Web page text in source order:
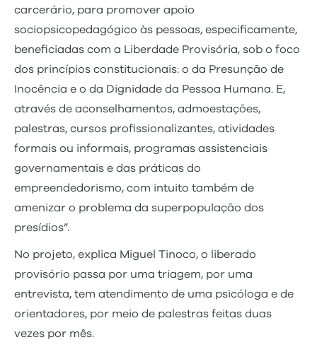
carcerário, para promover apoio
sociopsicopedagógico às pessoas, especificamente,
beneficiadas com a Liberdade Provisória, sob o foco
dos princípios constitucionais: o da Presunção de
Inocência e o da Dignidade da Pessoa Humana. E,
através de aconselhamentos, admoestações,
palestras, cursos profissionalizantes, atividades
formais ou informais, programas assistenciais
governamentais e das práticas do
empreendedorismo, com intuito também de
amenizar o problema da superpopulação dos
presídios”.
No projeto, explica Miguel Tinoco, o liberado
provisório passa por uma triagem, por uma
entrevista, tem atendimento de uma psicóloga e de
orientadores, por meio de palestras feitas duas
vezes por mês.